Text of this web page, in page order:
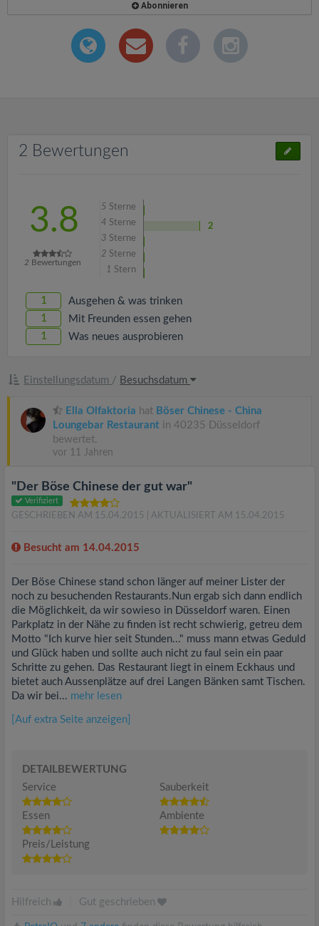
Abonnieren
2 Bewertungen
3.8
2 Bewertungen
5 Sterne
4 Sterne
2
3 Sterne
2 Sterne
1 Stern
1 Ausgehen & was trinken
1 Mit Freunden essen gehen
1 Was neues ausprobieren
Einstellungsdatum / Besuchsdatum
Ella Olfaktoria hat Böser Chinese - China
Loungebar Restaurant in 40235 Düsseldorf
bewertet.
vor 11 Jahren
"Der Böse Chinese der gut war"
Verifiziert
GESCHRIEBEN AM 15.04.2015 | AKTUALISIERT AM 15.04.2015
Besucht am 14.04.2015
Der Böse Chinese stand schon länger auf meiner Lister der
noch zu besuchenden Restaurants.Nun ergab sich dann endlich
die Möglichkeit, da wir sowieso in Düsseldorf waren. Einen
Parkplatz in der Nähe zu finden ist recht schwierig, getreu dem
Motto "Ich kurve hier seit Stunden..." muss mann etwas Geduld
und Glück haben und sollte auch nicht zu faul sein ein paar
Schritte zu gehen. Das Restaurant liegt in einem Eckhaus und
bietet auch Aussenplätze auf drei Langen Bänken samt Tischen.
Da wir bei... mehr lesen
[Auf extra Seite anzeigen]
DETAILBEWERTUNG
Service
Sauberkeit
Essen Ambiente
Preis/Leistung
Hilfreich Gut geschrieben